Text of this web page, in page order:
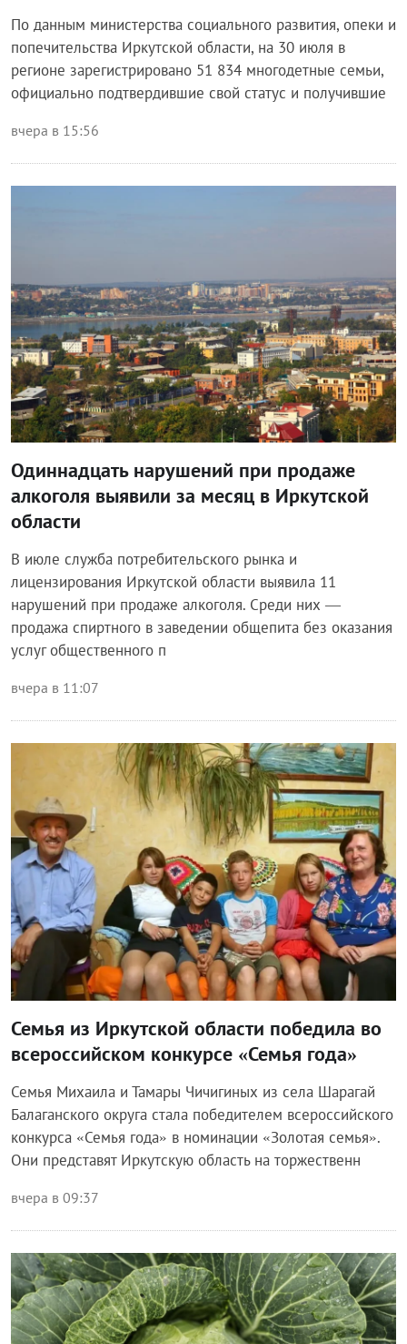
По данным министерства социального развития, опеки и
попечительства Иркутской области, на 30 июля в
регионе зарегистрировано 51 834 многодетные семьи,
официально подтвердившие свой статус и получившие
вчера в 15:56
Одиннадцать нарушений при продаже
алкоголя выявили за месяц в Иркутской
области
В июле служба потребительского рынка и
лицензирования Иркутской области выявила 11
нарушений при продаже алкоголя. Среди них —
продажа спиртного в заведении общепита без оказания
услуг общественного п
вчера в 11:07
Семья из Иркутской области победила во
всероссийском конкурсе «Семья года»
Семья Михаила и Тамары Чичигиных из села Шарагай
Балаганского округа стала победителем всероссийского
конкурса «Семья года» в номинации «Золотая семья».
Они представят Иркутскую область на торжественн
вчера в 09:37
Общество